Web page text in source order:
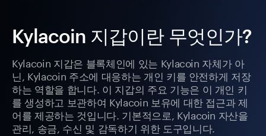
Kylacoin 지갑이란 무엇인가?
Kylacoin 지갑은 블록체인에 있는 Kylacoin 자체가 아
닌, Kylacoin 주소에 대응하는 개인 키를 안전하게 저장
하는 역할을 합니다. 이 지갑의 주요 기능은 이 개인 키
를 생성하고 보관하여 Kylacoin 보유에 대한 접근과 제
어를 제공하는 것입니다. 기본적으로, Kylacoin 자산을
관리, 송금, 수신 및 감독하기 위한 도구입니다.